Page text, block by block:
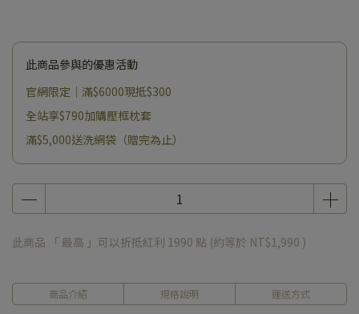
此商品參與的優惠活動
官網限定｜滿$6000現抵$300
全站享$790加購壓框枕套
滿$5,000送洗網袋（贈完為止）
此商品 「 最高 」可以折抵紅利 1990 點 (約等於 NT$1,990 )
商品介紹 規格說明 運送方式